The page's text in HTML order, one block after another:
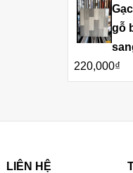
gỗ
220,000₫
LIÊN HỆ